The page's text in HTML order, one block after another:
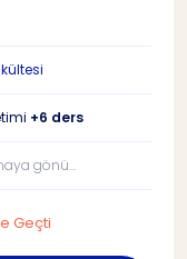
+6 ders
gönü...
Geçti